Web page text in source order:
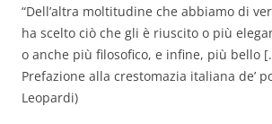
“Dell’altra moltitudine che abbiamo di
ha scelto ciò che gli è riuscito o più
o anche più filosofico, e infine, più bello
Prefazione alla crestomazia italiana de’
Leopardi)